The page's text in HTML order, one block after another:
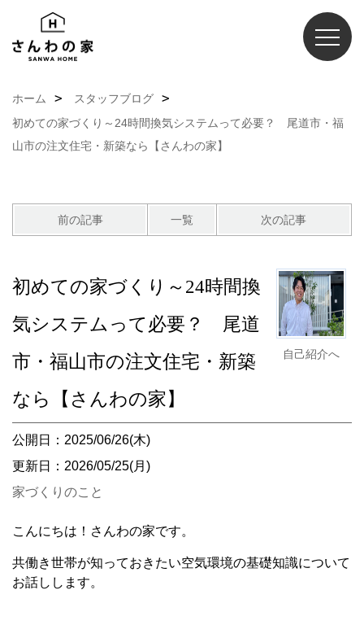
ホーム
スタッフブログ
初めての家づくり～24時間換気システムって必要？ 尾道市・福
山市の注文住宅・新築なら【さんわの家】
前の記事 一覧 次の記事
自己紹介へ
初めての家づくり～24時間換
気システムって必要？ 尾道
市・福山市の注文住宅・新築
なら【さんわの家】
公開日：2025/06/26(木)
更新日：2026/05/25(月)
家づくりのこと
こんにちは！さんわの家です。
共働き世帯が知っておきたい空気環境の基礎知識について
お話しします。